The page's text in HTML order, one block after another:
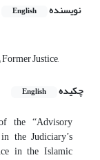
نویسنده English
Justice,
چکیده
English
the “Advisory
the Judiciary’s
in the Islamic